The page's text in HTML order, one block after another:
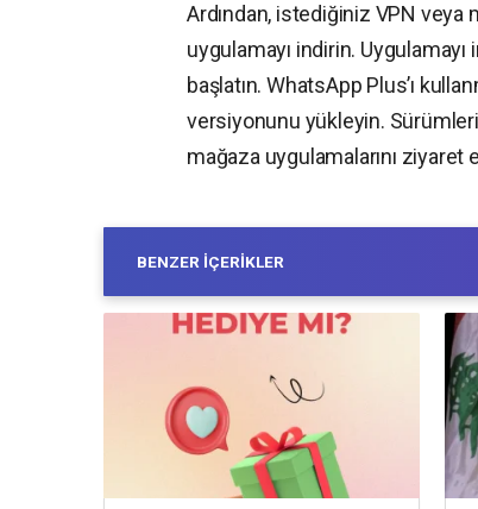
Ardından, istediğiniz VPN veya
uygulamayı indirin.
başlatın. WhatsApp Plus’ı
versiyonunu yükleyin.
mağaza uygulamalarını ziyaret
BENZER İÇERIKLER